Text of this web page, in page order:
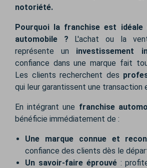
notoriété.
Pourquoi la franchise est idéale
automobile ? L'achat ou la
représente un investissement
confiance dans une marque fait
Les clients recherchent des
qui leur garantissent une transaction
En intégrant une franchise
bénéficie immédiatement de :
Une marque connue et
confiance des clients dès le
Un savoir-faire éprouvé: